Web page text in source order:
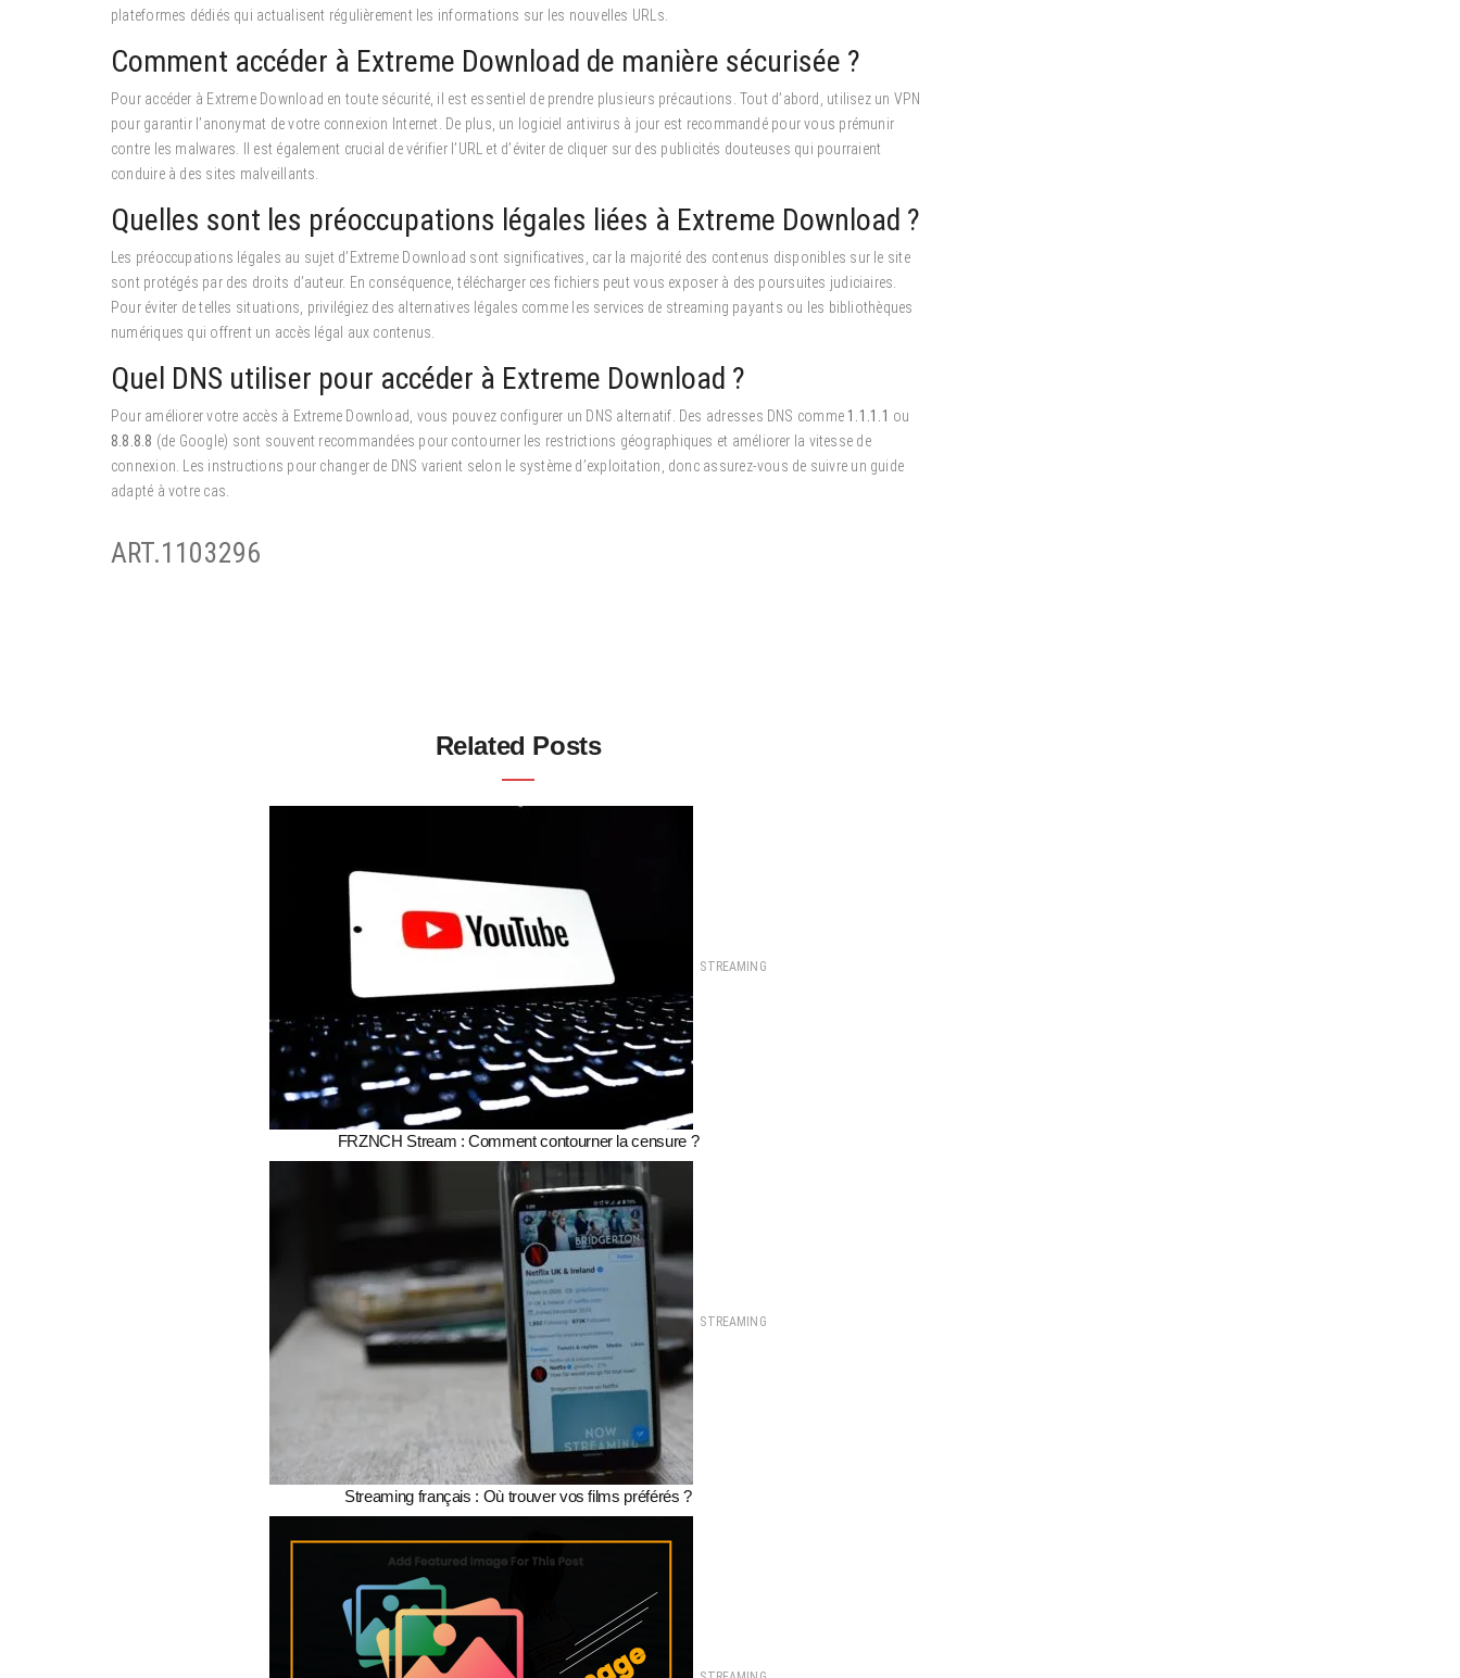
plateformes dédiés qui actualisent régulièrement les informations sur les nouvelles URLs.
Comment accéder à Extreme Download de manière sécurisée ?
Pour accéder à Extreme Download en toute sécurité, il est essentiel de prendre plusieurs précautions. Tout d’abord, utilisez un VPN
pour garantir l’anonymat de votre connexion Internet. De plus, un logiciel antivirus à jour est recommandé pour vous prémunir
contre les malwares. Il est également crucial de vérifier l’URL et d’éviter de cliquer sur des publicités douteuses qui pourraient
conduire à des sites malveillants.
Quelles sont les préoccupations légales liées à Extreme Download ?
Les préoccupations légales au sujet d’Extreme Download sont significatives, car la majorité des contenus disponibles sur le site
sont protégés par des droits d’auteur. En conséquence, télécharger ces fichiers peut vous exposer à des poursuites judiciaires.
Pour éviter de telles situations, privilégiez des alternatives légales comme les services de streaming payants ou les bibliothèques
numériques qui offrent un accès légal aux contenus.
Quel DNS utiliser pour accéder à Extreme Download ?
Pour améliorer votre accès à Extreme Download, vous pouvez configurer un DNS alternatif. Des adresses DNS comme 1.1.1.1 ou
8.8.8.8 (de Google) sont souvent recommandées pour contourner les restrictions géographiques et améliorer la vitesse de
connexion. Les instructions pour changer de DNS varient selon le système d’exploitation, donc assurez-vous de suivre un guide
adapté à votre cas.
ART.1103296
Related Posts
STREAMING
FRZNCH Stream : Comment contourner la censure ?
STREAMING
Streaming français : Où trouver vos films préférés ?